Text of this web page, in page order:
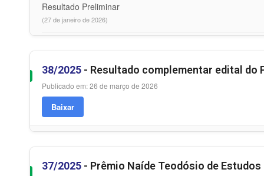
Resultado Preliminar
(27 de janeiro de 2026)
38/2025 - Resultado complementar edital do
Publicado em: 26 de março de 2026
Baixar
37/2025 - Prêmio Naíde Teodósio de Estudos